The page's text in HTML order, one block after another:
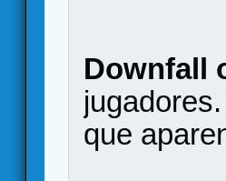
Downfall
que